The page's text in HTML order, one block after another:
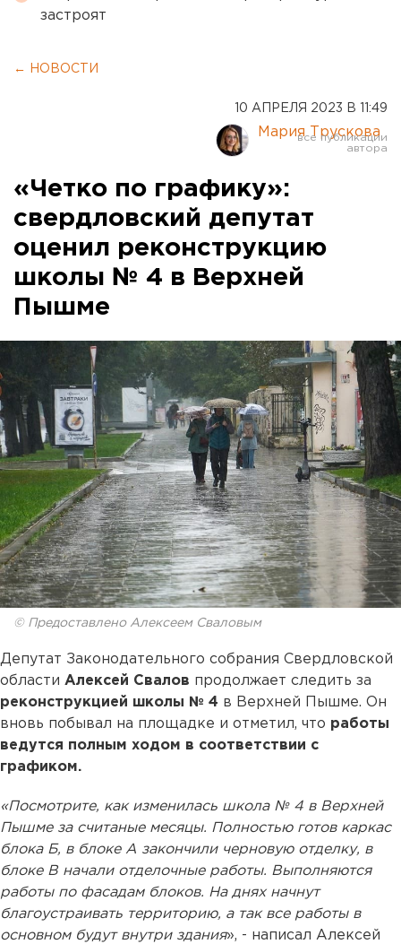
застроят
← НОВОСТИ
10 АПРЕЛЯ 2023 В 11:49
Мария Трускова
«Четко по графику»:
свердловский депутат
оценил реконструкцию
школы № 4 в Верхней
Пышме
© Предоставлено Алексеем Сваловым
Депутат Законодательного собрания Свердловской
области Алексей Свалов продолжает следить за
реконструкцией школы № 4 в Верхней Пышме. Он
вновь побывал на площадке и отметил, что работы
ведутся полным ходом в соответствии с
графиком.
«Посмотрите, как изменилась школа № 4 в Верхней
Пышме за считаные месяцы. Полностью готов каркас
блока Б, в блоке А закончили черновую отделку, в
блоке В начали отделочные работы. Выполняются
работы по фасадам блоков. На днях начнут
благоустраивать территорию, а так все работы в
основном будут внутри здания», - написал Алексей